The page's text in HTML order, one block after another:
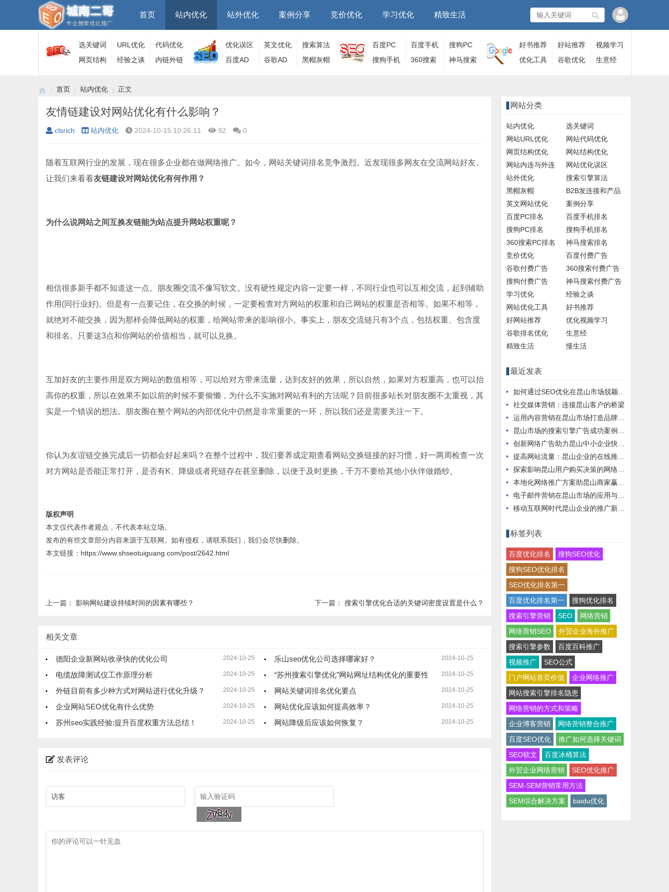
首页 站内优化 站外优化 案例分享 竞价优化 学习优化 精致生活
选关键词 URL优化
代码优化
网页结构
经验之谈 内链外链
优化误区 英文优化
搜索算法
百度AD
谷歌AD 黑帽灰帽
百度PC
端
百度手机
端
搜狗PC
端
搜狗手机
端
360搜索 神马搜索
好书推荐 好站推荐
视频学习
优化工具
谷歌优化 生意经
›
首页
›
站内优化
›
正文
友情链建设对网站优化有什么影响？
clsrich 站内优化 2024-10-15 10:26:11 92 0
随着互联网行业的发展，现在很多企业都在做网络推广。如今，网站关键词排名竞争激烈。近发现很多网友在交流网站好友。
让我们来看看友链建设对网站优化有何作用？
为什么说网站之间互换友链能为站点提升网站权重呢？
相信很多新手都不知道这一点。朋友圈交流不像写软文。没有硬性规定内容一定要一样，不同行业也可以互相交流，起到辅助
作用(同行业好)。但是有一点要记住，在交换的时候，一定要检查对方网站的权重和自己网站的权重是否相等。如果不相等，
就绝对不能交换，因为那样会降低网站的权重，给网站带来的影响很小。事实上，朋友交流链只有3个点，包括权重、包含度
和排名。只要这3点和你网站的价值相当，就可以兑换。
互加好友的主要作用是双方网站的数值相等，可以给对方带来流量，达到友好的效果，所以自然，如果对方权重高，也可以抬
高你的权重，所以在效果不如以前的时候不要偷懒，为什么不实施对网站有利的方法呢？目前很多站长对朋友圈不太重视，其
实是一个错误的想法。朋友圈在整个网站的内部优化中仍然是非常重要的一环，所以我们还是需要关注一下。
你认为友谊链交换完成后一切都会好起来吗？在整个过程中，我们要养成定期查看网站交换链接的好习惯，好一两周检查一次
对方网站是否能正常打开，是否有K、降级或者死链存在甚至删除，以便于及时更换，千万不要给其他小伙伴做婚纱。
版权声明
本文仅代表作者观点，不代表本站立场。
发布的有些文章部分内容来源于互联网。如有侵权，请联系我们，我们会尽快删除。
本文链接： https://www.shseotuiguang.com/post/2642.html
上一篇： 影响网站建设持续时间的因素有哪些？ 下一篇： 搜索引擎优化合适的关键词密度设置是什么？
相关文章
2024-10-25
德阳企业新网站收录快的优化公司 2024-10-25
乐山seo优化公司选择哪家好？
2024-10-25
电缆故障测试仪工作原理分析 2024-10-25
“苏州搜索引擎优化”网站网址结构优化的重要性
2024-10-25
外链目前有多少种方式对网站进行优化升级？ 2024-10-25
网站关键词排名优化要点
2024-10-25
企业网站SEO优化有什么优势 2024-10-25
网站优化应该如何提高效率？
2024-10-25
苏州seo实践经验:提升百度权重方法总结！ 2024-10-25
网站降级后应该如何恢复？
发表评论
网站分类
站内优化
选关键词
网站URL优化
网站代码优化
网页结构优化
网站结构优化
网站内连与外连
网站优化误区
站外优化
搜索引擎算法
黑帽灰帽
B2B发连接和产品
英文网站优化
案例分享
百度PC排名
百度手机排名
搜狗PC排名
搜狗手机排名
360搜索PC排名
神马搜索排名
竞价优化
百度付费广告
谷歌付费广告
360搜索付费广告
搜狗付费广告
神马搜索付费广告
学习优化
经验之谈
网站优化工具
好书推荐
好网站推荐
优化视频学习
谷歌排名优化
生意经
精致生活
慢生活
最近发表
如何通过SEO优化在昆山市场脱颖而出
社交媒体营销：连接昆山客户的桥梁
运用内容营销在昆山市场打造品牌影响力
昆山市场的搜索引擎广告成功案例分析
创新网络广告助力昆山中小企业快速成长
提高网站流量：昆山企业的在线推广秘籍
探索影响昆山用户购买决策的网络营销手段
本地化网络推广方案助昆山商家赢得市场
电子邮件营销在昆山市场的应用与实践
移动互联网时代昆山企业的推广新思路
标签列表
百度优化排名
搜狗SEO优化
搜狗SEO优化排名
SEO优化排名第一
百度优化排名第一
搜狗优化排名
搜索引擎营销
SEO
网络营销
网络营销SEO
外贸企业海外推广
搜索引擎参数
百度百科推广
视频推广
SEO公式
门户网站首页价值
企业网络推广
网站搜索引擎排名隐患
网络营销的方式和策略
企业博客营销
网络营销整合推广
百度SEO优化
推广如何选择关键词
SEO软文
百度冰桶算法
外贸企业网络营销
SEO优化推广
SEM-SEM营销常用方法
SEM综合解决方案
baidu优化